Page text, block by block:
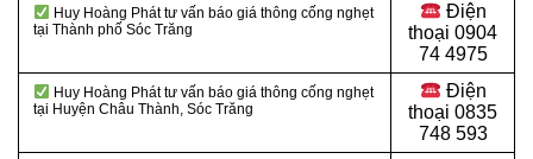
Huy Hoàng Phát tư vấn báo giá thông cống nghẹt
tại Thành phố Sóc Trăng
Điện
thoại 0904
74 4975
Huy Hoàng Phát tư vấn báo giá thông cống nghẹt
tại Huyện Châu Thành, Sóc Trăng
Điện
thoại 0835
748 593